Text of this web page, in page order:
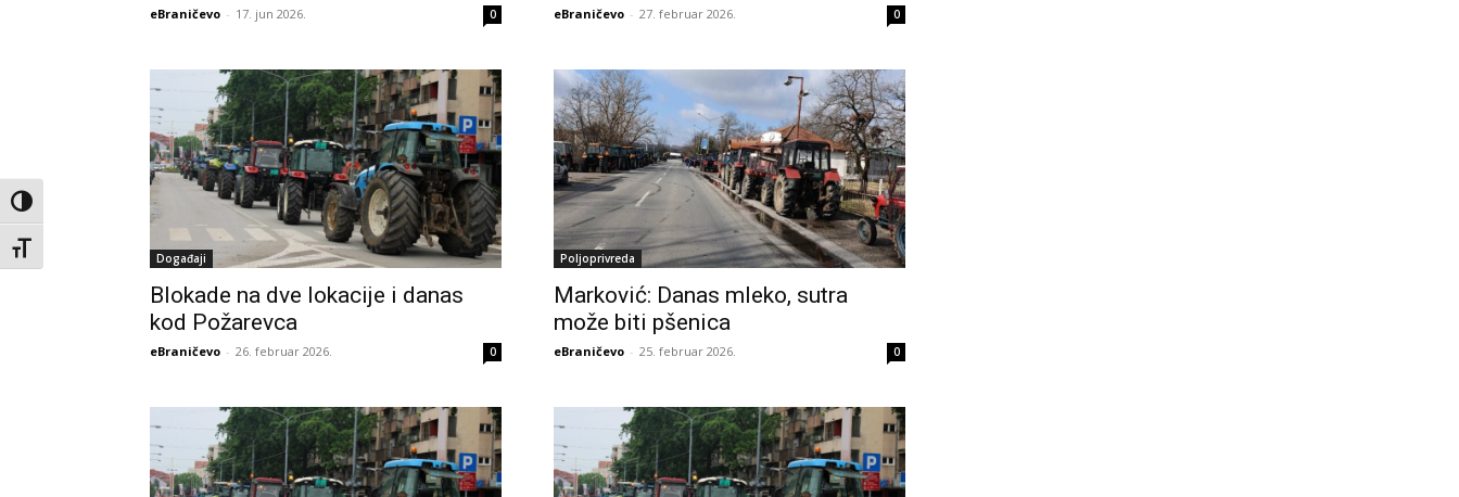
Toggle High Contrast
Toggle Font size
eBraničevo - 17. jun 2026. 0 eBraničevo - 27. februar 2026. 0
Događaji
Blokade na dve lokacije i danas
kod Požarevca
eBraničevo - 26. februar 2026. 0
Poljoprivreda
Marković: Danas mleko, sutra
može biti pšenica
eBraničevo - 25. februar 2026. 0